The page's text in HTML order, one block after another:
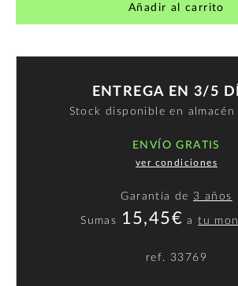
Añadir al carrito
ENTREGA EN 3/5
Stock disponible en almacén
ENVÍO GRATIS
ver condiciones
Garantía de 3 años
Sumas 15,45€ atu
ref. 33769